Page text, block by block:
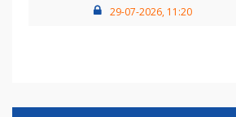
29-07-2026, 11:20